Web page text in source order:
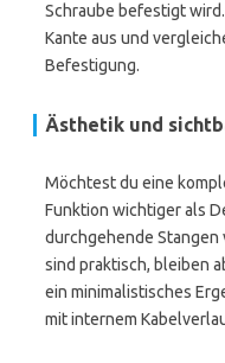
Schraube befestigt
Kante aus und
Befestigung.
Ästhetik und
Möchtest du eine
Funktion wichtiger als
durchgehende Stangen
sind praktisch, bleiben
ein minimalistisches
mit internem